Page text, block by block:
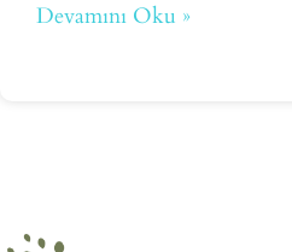
Devamını Oku »